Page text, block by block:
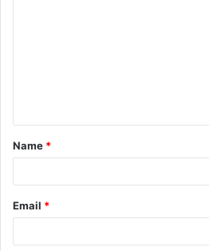
Name *
Email *